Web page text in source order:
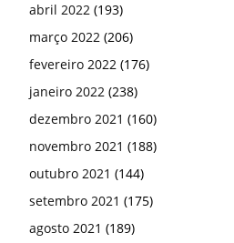
abril 2022 (193)
março 2022 (206)
fevereiro 2022 (176)
janeiro 2022 (238)
dezembro 2021 (160)
novembro 2021 (188)
outubro 2021 (144)
setembro 2021 (175)
agosto 2021 (189)